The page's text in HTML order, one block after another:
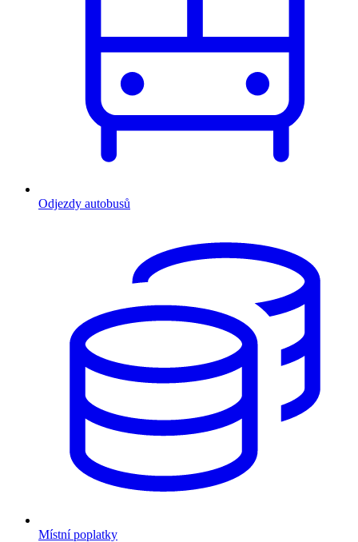
Odjezdy autobusů
Místní poplatky